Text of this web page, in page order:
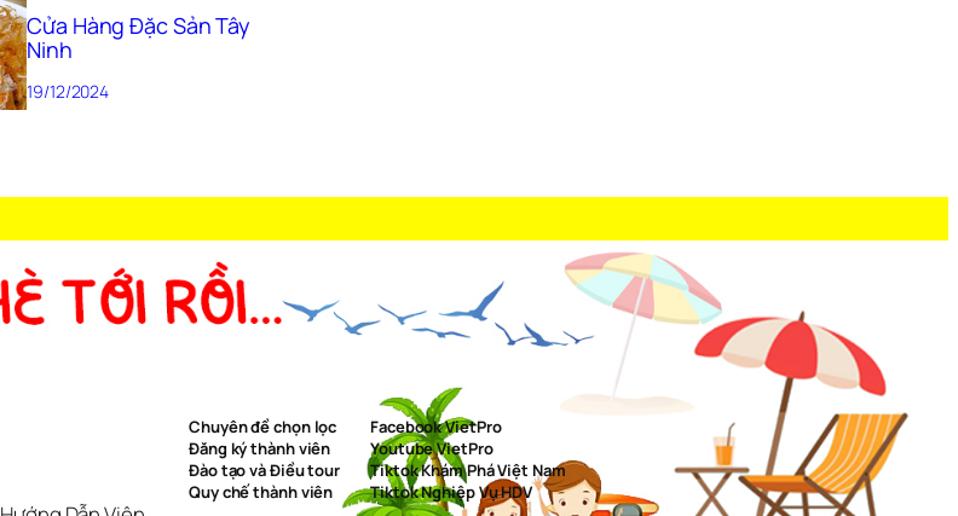
Cửa Hàng Đặc Sản Tây
Ninh
19/12/2024
Chuyên đề chọn lọc
Đăng ký thành viên
Đào tạo và Điều tour
Quy chế thành viên
Facebook VietPro
Youtube VietPro
Tiktok Khám Phá Việt Nam
Tiktok Nghiệp Vụ HDV